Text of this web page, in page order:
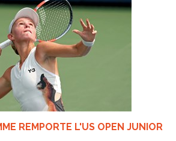
REMPORTE L'US OPEN JUNIOR